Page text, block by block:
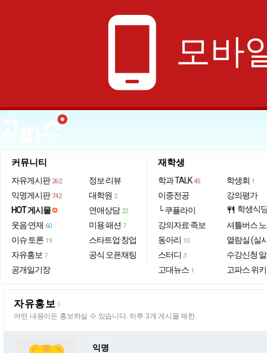
phone_android 모바
커뮤니티
자유게시판 262
익명게시판 742
HOT 게시물
웃음·연재 60
이슈·토론 19
자유홍보 7
공개일기장
정보·리뷰
대학원 2
연애상담 22
미용·패션 7
스타트업·창업
공식 오픈채팅
재학생
학과 TALK 45
이중전공
└ 쿠플라이
강의자료·족보
동아리 10
스터디 3
고대뉴스 1
학생회 1
강의평가
restaurant 학생식
셔틀버스
열람실 (실
수강신청
고파스 위키
자유홍보 F
어떤 내용이든 홍보하실 수 있습니다. 하루 3개 게시물 제한.
익명